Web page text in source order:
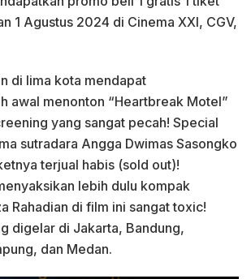
1 Agustus 2024 di Cinema XXI, CGV,
di lima kota mendapat
awal menonton “Heartbreak Motel”
yang sangat pecah! Special
sutradara Angga Dwimas Sasongko
terjual habis (sold out)!
lebih dulu kompak
Rahadian di film ini sangat toxic!
digelar di Jakarta, Bandung,
dan Medan.